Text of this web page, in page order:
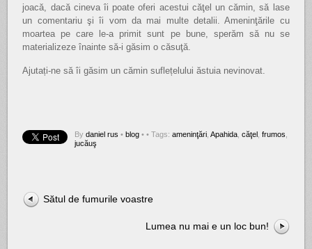
joacă, dacă cineva îi poate oferi acestui căţel un cămin, să lase
un comentariu şi îi vom da mai multe detalii. Ameninţările cu
moartea pe care le-a primit sunt pe bune, sperăm să nu se
materializeze înainte să-i găsim o căsuţă.
Ajutați-ne să îi găsim un cămin suflețelului ăstuia nevinovat.
Bydaniel rus • blog • • Tags:ameninţări ,Apahida ,căţel ,frumos
jucăuş
Sătul de fumurile voastre
Lumea nu mai e un loc bun!